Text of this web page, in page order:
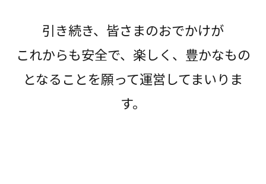
引き続き、皆さまのおでかけが
これからも安全で、楽しく、豊かなもの
となることを願って運営してまいりま
す。